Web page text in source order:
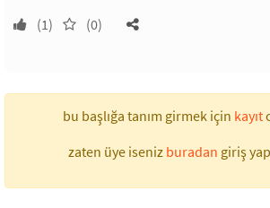
(1) (0)
bu başlığa tanım girmek için kayıt
zaten üye iseniz buradan giriş